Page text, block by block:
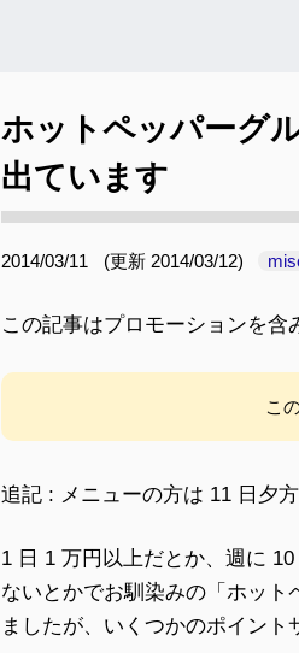
ホットペッパーグ
出ています
2014/03/11 (更新 2014/03/12)
この記事はプロモーションを含
こ
追記 : メニューの方は 11 日夕方
1 日 1 万円以上だとか、週に
ないとかでお馴染みの「ホッ
ましたが、いくつかのポイント